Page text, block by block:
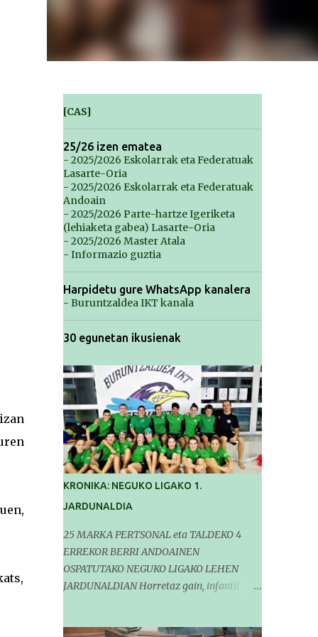
[CAS]
25/26 izen ematea
- 2025/2026 Eskolarrak eta Federatuak
Lasarte-Oria
- 2025/2026 Eskolarrak eta Federatuak
Andoain
- 2025/2026 Parte-hartze Igeriketa
(lehiaketa gabea) Lasarte-Oria
- 2025/2026 Master Atala
- Informazio guztia
Harpidetu gure WhatsApp kanalera
- Buruntzaldea IKT kanala
30 egunetan ikusienak
KRONIKA: NEGUKO LIGAKO 1.
JARDUNALDIA
25 MARKA PERTSONAL eta TALDEKO 4
ERREKOR BERRI ANDOAINEN
OSPATUTAKO NEGUKO LIGAKO LEHEN
JARDUNALDIAN Horretaz gain, infantil